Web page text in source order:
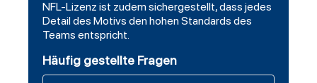
NFL-Lizenz ist zudem sichergestellt, dass jedes
Detail des Motivs den hohen Standards des
Teams entspricht.
Häufig gestellte Fragen